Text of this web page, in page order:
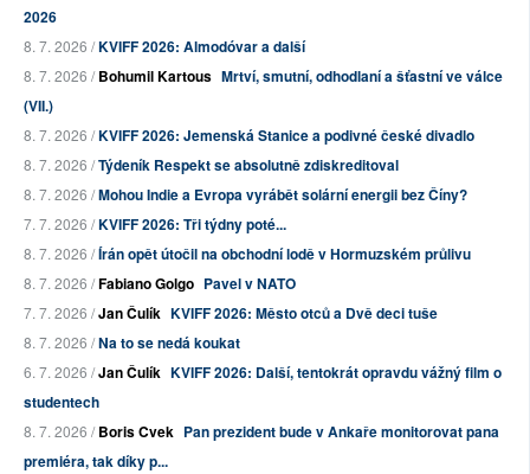
2026
8. 7. 2026 /KVIFF 2026: Almodóvar a další
8. 7. 2026 /Bohumil Kartous Mrtví, smutní, odhodlaní a šťastní ve válce
(VII.)
8. 7. 2026 /KVIFF 2026: Jemenská Stanice a podivné české divadlo
8. 7. 2026 /Týdeník Respekt se absolutně zdiskreditoval
8. 7. 2026 /Mohou Indie a Evropa vyrábět solární energii bez Číny?
7. 7. 2026 /KVIFF 2026: Tři týdny poté...
8. 7. 2026 /Írán opět útočil na obchodní lodě v Hormuzském průlivu
8. 7. 2026 /Fabiano Golgo Pavel v NATO
7. 7. 2026 /Jan Čulík KVIFF 2026: Město otců a Dvě deci tuše
8. 7. 2026 /Na to se nedá koukat
6. 7. 2026 /Jan Čulík KVIFF 2026: Další, tentokrát opravdu vážný film o
studentech
8. 7. 2026 /Boris Cvek Pan prezident bude v Ankaře monitorovat pana
premiéra, tak díky p...